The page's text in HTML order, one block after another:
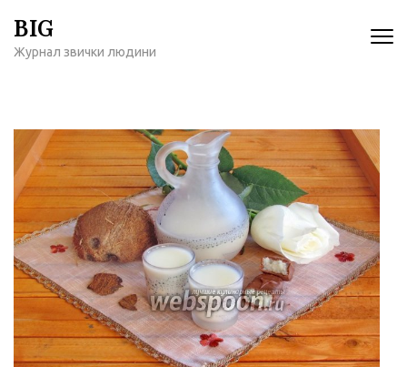
содержимому
BIG
Журнал звички людини